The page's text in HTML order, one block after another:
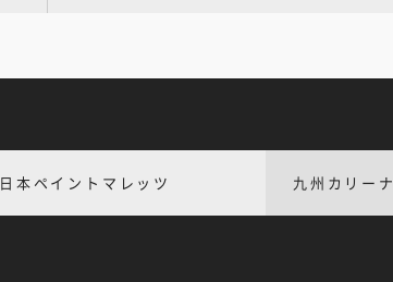
日本ペイントマレッツ 九州カリーナ